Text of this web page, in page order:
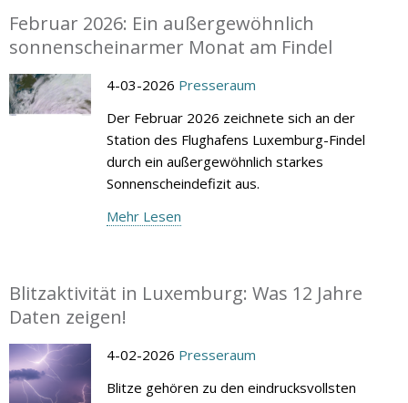
Februar 2026: Ein außergewöhnlich
sonnenscheinarmer Monat am Findel
4-03-2026 Presseraum
Der Februar 2026 zeichnete sich an der
Station des Flughafens Luxemburg-Findel
durch ein außergewöhnlich starkes
Sonnenscheindefizit aus.
Mehr Lesen
Blitzaktivität in Luxemburg: Was 12 Jahre
Daten zeigen!
4-02-2026 Presseraum
Blitze gehören zu den eindrucksvollsten